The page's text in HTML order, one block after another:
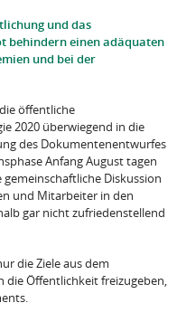
und das
behindern einen adäquaten
und bei der
öffentliche
2020 überwiegend in die
des Dokumentenent­wurfes
Anfang August tagen
gemeinschaftliche Diskussion
und Mitarbeiter in den
gar nicht zufrie­denstellend
die Ziele aus dem
die Öffentlichkeit freizugeben,